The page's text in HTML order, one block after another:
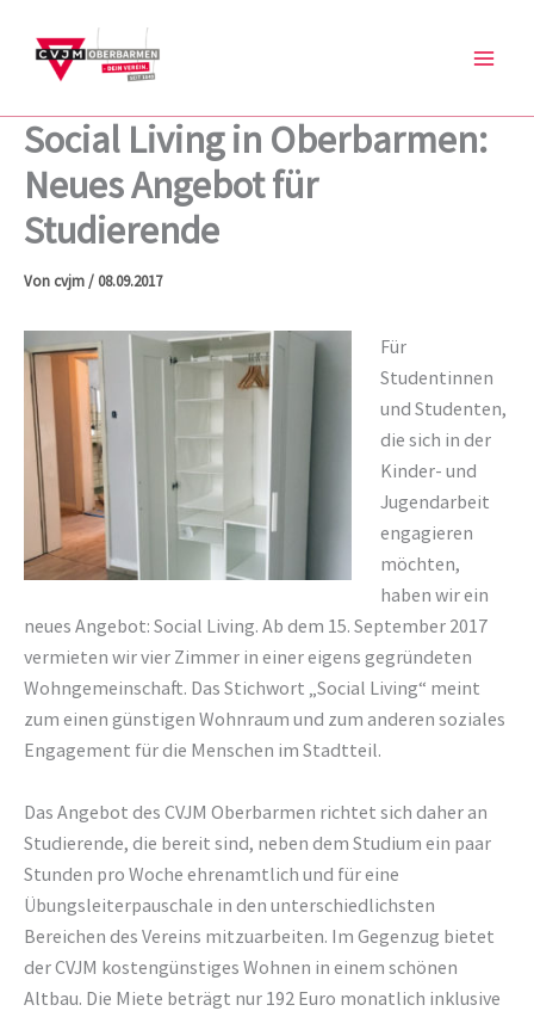
Inhalt
springen
Social Living in Oberbarmen:
Neues Angebot für
Studierende
Von cvjm/ 08.09.2017
Für
Studentinnen
und Studenten,
die sich in der
Kinder- und
Jugendarbeit
engagieren
möchten,
haben wir ein
neues Angebot: Social Living. Ab dem 15. September 2017
vermieten wir vier Zimmer in einer eigens gegründeten
Wohngemeinschaft. Das Stichwort „Social Living“ meint
zum einen günstigen Wohnraum und zum anderen soziales
Engagement für die Menschen im Stadtteil.
Das Angebot des CVJM Oberbarmen richtet sich daher an
Studierende, die bereit sind, neben dem Studium ein paar
Stunden pro Woche ehrenamtlich und für eine
Übungsleiterpauschale in den unterschiedlichsten
Bereichen des Vereins mitzuarbeiten. Im Gegenzug bietet
der CVJM kostengünstiges Wohnen in einem schönen
Altbau. Die Miete beträgt nur 192 Euro monatlich inklusive